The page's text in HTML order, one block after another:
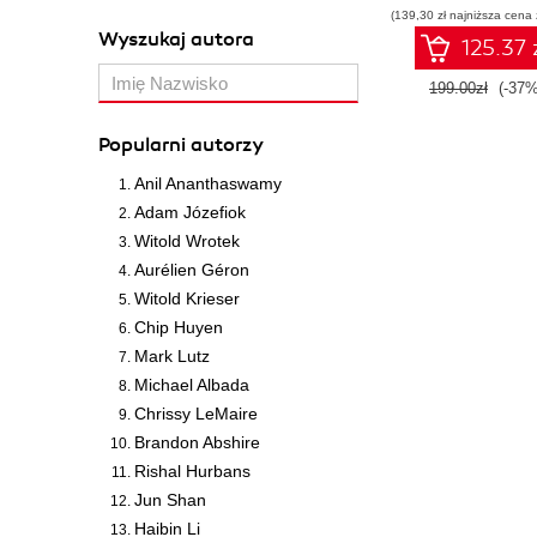
Wyszukaj autora
Popularni autorzy
Anil Ananthaswamy
Adam Józefiok
Witold Wrotek
Aurélien Géron
Witold Krieser
Chip Huyen
Mark Lutz
Michael Albada
Chrissy LeMaire
Brandon Abshire
Rishal Hurbans
Jun Shan
Haibin Li
systemów
(139,30 zł najniższa cena
125.37
199.00zł (-